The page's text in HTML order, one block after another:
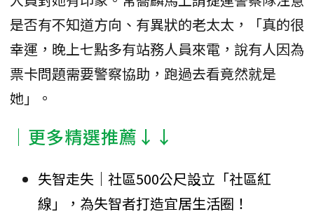
是否有不知道方向、有異狀的老太太，「真的很
幸運，晚上七點多有站務人員來電，說有人因為
票卡問題需要警察協助，跑過去看竟然就是
她」。
│更多精選推薦↓↓
失智走失｜社區500公尺設立「社區紅
線」，為失智者打造宜居生活圈！